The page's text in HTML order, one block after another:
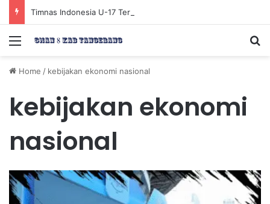
Menu
Home / kebijakan ekonomi nasional
kebijakan ekonomi
nasional